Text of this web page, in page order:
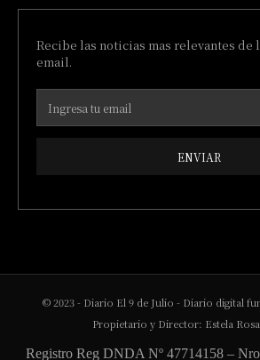
Recibe las noticias mas relevantes de
email.
ENVIAR
© 2023 - Diario El 9 de Julio - Diario digital
Propietario y Director: Estela
Registro Reg DNDA Nº 47714158 –